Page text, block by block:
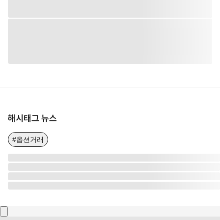
해시태그 뉴스
#옵션거래